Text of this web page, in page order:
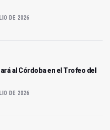
DE 2026
al Córdoba en el Trofeo del
DE 2026